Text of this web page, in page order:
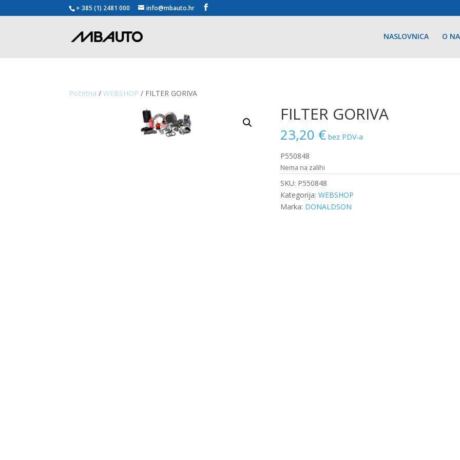
+ 385 (1) 2481 000 info@mbauto.hr
NASLOVNICA O
Početna /WEBSHOP / FILTER GORIVA
FILTER GORIVA
23,20 € bez PDV-a
P550848
Nema na zalihi
SKU: P550848
Kategorija:WEBSHOP
Marka: DONALDSON